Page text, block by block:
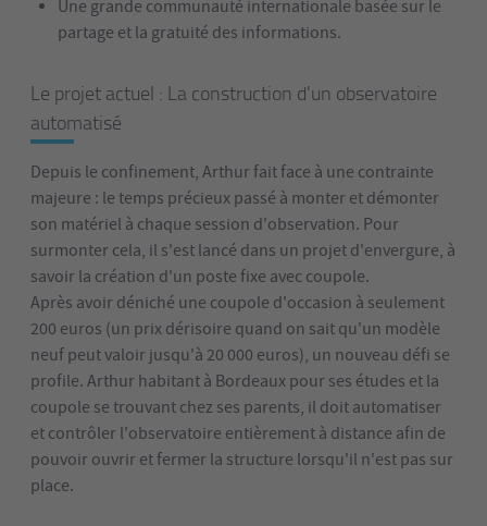
Une grande communauté internationale basée sur le
partage et la gratuité des informations.
Le projet actuel : La construction d'un observatoire
automatisé
Depuis le confinement, Arthur fait face à une contrainte
majeure : le temps précieux passé à monter et démonter
son matériel à chaque session d'observation. Pour
surmonter cela, il s'est lancé dans un projet d'envergure, à
savoir la création d'un poste fixe avec coupole.
Après avoir déniché une coupole d'occasion à seulement
200 euros (un prix dérisoire quand on sait qu'un modèle
neuf peut valoir jusqu'à 20 000 euros), un nouveau défi se
profile. Arthur habitant à Bordeaux pour ses études et la
coupole se trouvant chez ses parents, il doit automatiser
et contrôler l'observatoire entièrement à distance afin de
pouvoir ouvrir et fermer la structure lorsqu'il n'est pas sur
place.